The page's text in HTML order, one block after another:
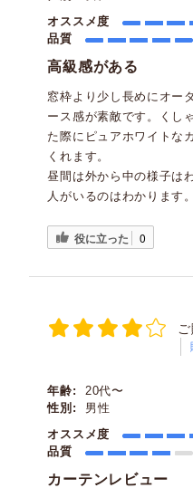
オススメ度
品質
高級感がある
窓枠より少し長めにオー
ース感が素敵です。くし
た際にピュアホワイトな
くれます。
昼間は外から中の様子は
人がいるのはわかります。
役に立った 0
年齢:
20代〜
性別:
男性
オススメ度
品質
カーテンレビュー